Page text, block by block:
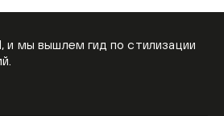
и мы вышлем гид по стилизации